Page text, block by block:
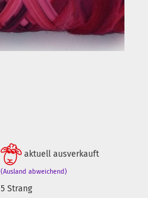
aktuell ausverkauft
(Ausland abweichend)
5Strang